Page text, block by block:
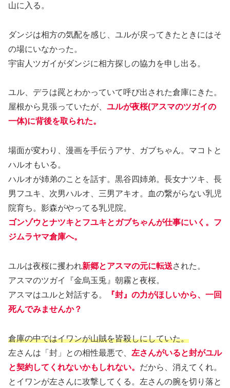
山に入る。
ダンジは相方の気配を感じ、ユルが戻ってきたときにはそ
の場にいなかった。
宇宙人ツガイがダンジに相方探しの協力を申し出る。
ユル、デラは罠とわかっていて呼び出された倉庫にきた。
屋根から見張っていたが、 ユルが夜桜(アスマのツガイの
一体)に背後を取られた。
場面が変わり、漫画を手伝うアサ、ガブちゃん。マコトと
ハルオもいる。
ハルオが姉弟のことを話す。黒谷四姉弟。長女ナツキ、長
男フユキ、次男ハルオ、三男アキオ。血の繋がらない乳児
院育ち。影森がやってる乳児院。
ゴンゾウとナツキとフユキとガブちゃんが仕事にいく。フ
ジムラヤマ倉庫へ。
ユルは夜桜に攫われ新郷とアスマの元に転送された。
アスマのツガイ『金烏玉兎』朝霧と夜桜。
アスマはユルと対話する。
『封』の力がほしいから、一回
死んでみませんか？
倉庫の中ではイワンが山賊を皆殺しにしていた。
左さんは「封」との相性最悪で、 左さんがいると封がユル
と契約してくれないかもしれない。 だから、消えてくれ。
とイワンが左さんに攻撃してくる。左さんの腕を切り落と